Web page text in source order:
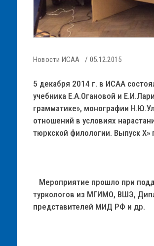
Новости ИСАА 05.12.2015
5 декабря 2014 г. в ИСАА
учебника Е.А.Огановой и
грамматике», монографии
отношений в условиях
тюркской филологии. Выпуск
Мероприятие прошло при
туркологов из МГИМО, ВШЭ,
представителей МИД РФ и др.